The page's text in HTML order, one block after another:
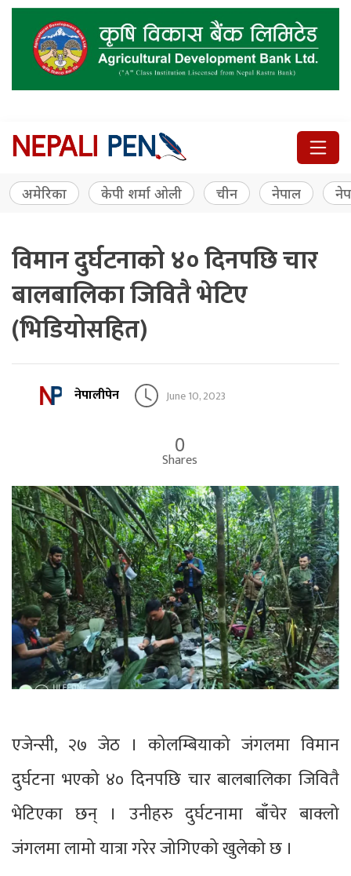
अमेरिका केपी शर्मा ओली चीन नेपाल
विमान दुर्घटनाको ४० दिनपछि चार
बालबालिका जिवितै भेटिए
(भिडियोसहित)
नेपालीपेन June 10, 2023
0
Shares
एजेन्सी, २७ जेठ । कोलम्बियाको जंगलमा विमान
दुर्घटना भएको ४० दिनपछि चार बालबालिका जिवितै
भेटिएका छन् । उनीहरु दुर्घटनामा बाँचेर बाक्लो
जंगलमा लामो यात्रा गरेर जोगिएको खुलेको छ ।